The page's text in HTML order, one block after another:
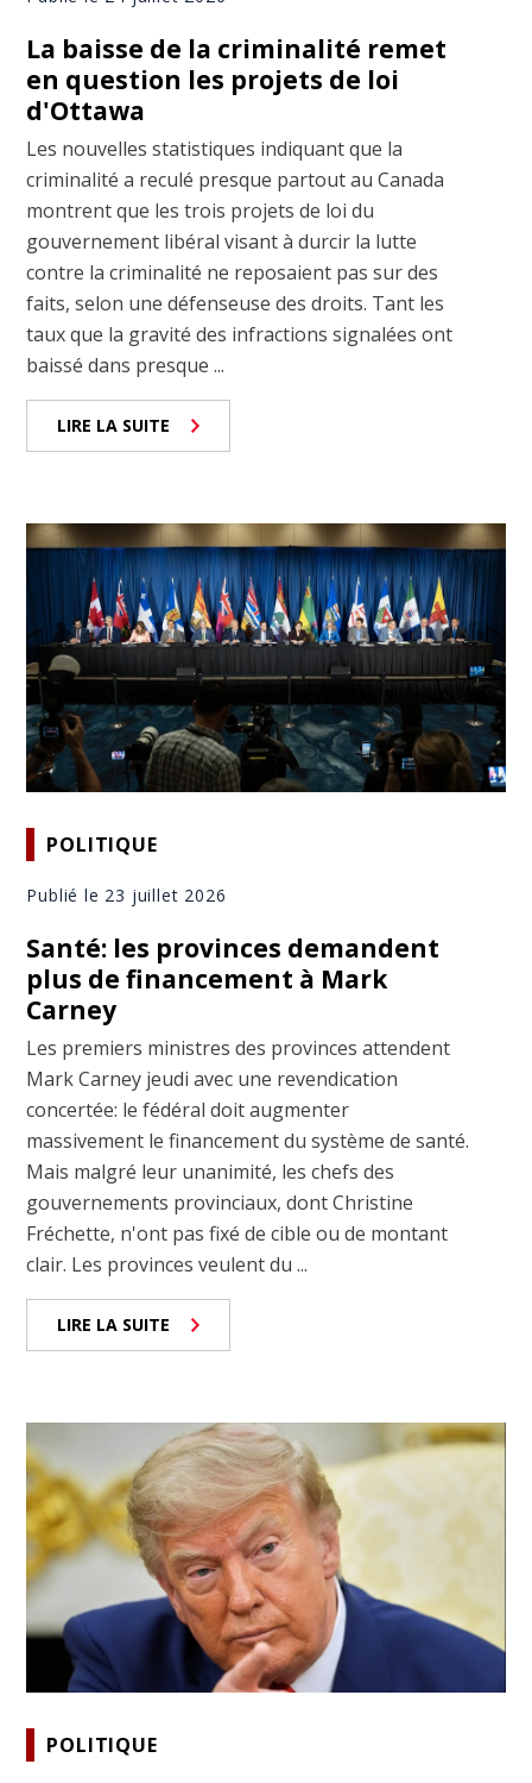
La baisse de la criminalité remet
en question les projets de loi
d'Ottawa
Les nouvelles statistiques indiquant que la
criminalité a reculé presque partout au Canada
montrent que les trois projets de loi du
gouvernement libéral visant à durcir la lutte
contre la criminalité ne reposaient pas sur des
faits, selon une défenseuse des droits. Tant les
taux que la gravité des infractions signalées ont
baissé dans presque ...
LIRE LA SUITE
POLITIQUE
Publié le 23 juillet 2026
Santé: les provinces demandent
plus de financement à Mark
Carney
Les premiers ministres des provinces attendent
Mark Carney jeudi avec une revendication
concertée: le fédéral doit augmenter
massivement le financement du système de santé.
Mais malgré leur unanimité, les chefs des
gouvernements provinciaux, dont Christine
Fréchette, n'ont pas fixé de cible ou de montant
clair. Les provinces veulent du ...
LIRE LA SUITE
POLITIQUE